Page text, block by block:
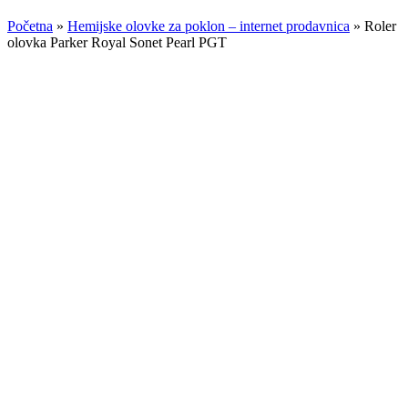
Početna » Hemijske olovke za poklon – internet prodavnica » Roler
olovka Parker Royal Sonet Pearl PGT